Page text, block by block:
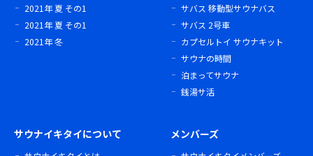
2021年 夏 その1
2021年 夏 その1
2021年 冬
サバス 移動型サウナバス
サバス 2号車
カプセルトイ サウナキット
サウナの時間
泊まってサウナ
銭湯サ活
サウナイキタイについて メンバーズ